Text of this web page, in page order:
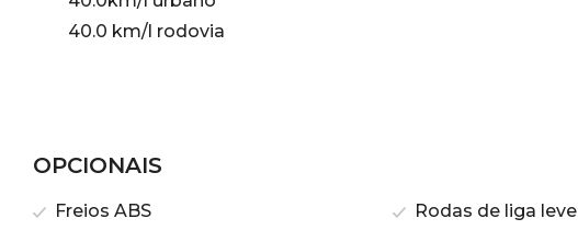
40.0 km/l rodovia
OPCIONAIS
Freios ABS Rodas de liga leve